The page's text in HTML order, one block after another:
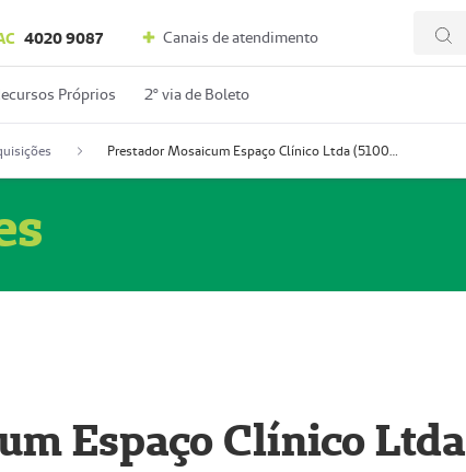
4020 9087 Canais de atendimento
Próprios 2º via de Boleto
Prestador Mosaicum Espaço Clínico Ltda (51004352-0)
Espaço Clínico Ltda